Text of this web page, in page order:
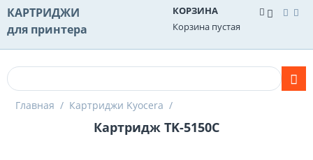
КАРТРИДЖИ
для принтера
КОРЗИНА
Корзина пустая
Главная / Картриджи Kyocera /
Картридж TK-5150C